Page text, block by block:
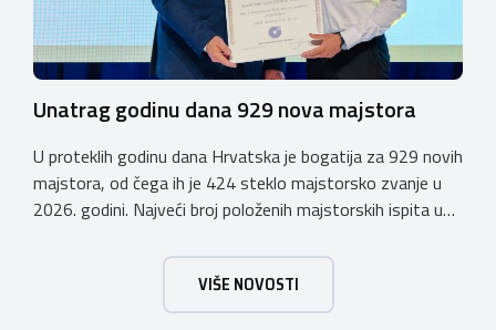
Unatrag godinu dana 929 nova majstora
U proteklih godinu dana Hrvatska je bogatija za 929 novih
majstora, od čega ih je 424 steklo majstorsko zvanje u
2026. godini. Najveći broj položenih majstorskih ispita u
majstor elektroinstalater, majstor frizer, majstor
vodoinstalatera, instalatera grijanja i klimatizacije te
majstora automehaničara. Najveći broj navedenih
VIŠE NOVOSTI